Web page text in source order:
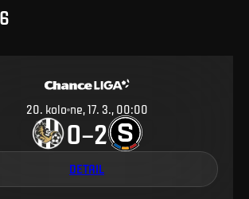
20. kolo ne, 17. 3., 00:00
0–2
DETAIL